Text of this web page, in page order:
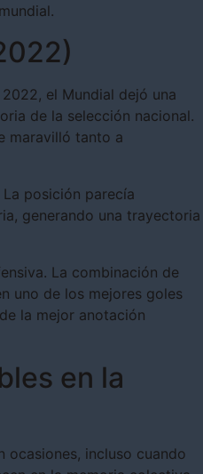
el Mundial dejó una
de la selección nacional.
maravilló tanto a
posición parecía
generando una trayectoria
La combinación de
uno de los mejores goles
la mejor anotación
en la
ocasiones, incluso cuando